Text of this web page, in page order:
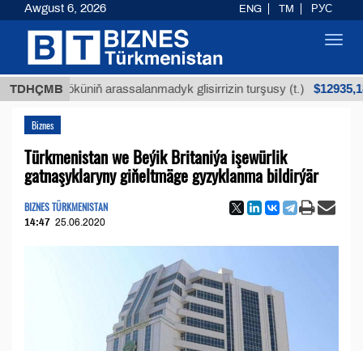
TDHÇMB
köküniň arassalanmadyk glisirrizin turşusy (t.) $12935,18
Biznes
Türkmenistan we Beýik Britaniýa işewürlik
gatnaşyklaryny giňeltmäge gyzyklanma bildirýär
BIZNES TÜRKMENISTAN
14:47 25.06.2020
Awgust 6, 2026 ENG TM РУС